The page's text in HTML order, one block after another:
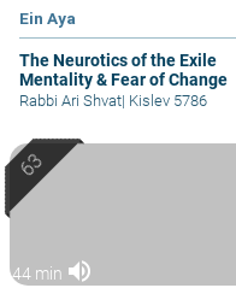
Ein Aya
The Neurotics of the Exile
Mentality & Fear of Change
Rabbi Ari Shvat| Kislev 5786
44 min volume_up